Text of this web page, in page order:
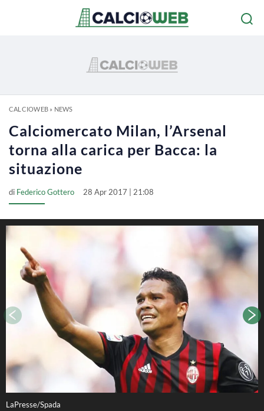
CALCIOWEB» NEWS
Calciomercato Milan, l’Arsenal
torna alla carica per Bacca: la
situazione
di Federico Gottero 28 Apr 2017 | 21:08
LaPresse/Spada